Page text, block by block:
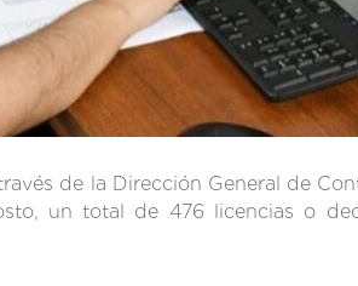
de la Dirección General de
un total de 476 licencias o